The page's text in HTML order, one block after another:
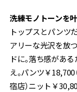
洗練モノトーンを
トップスとパンツ
アリーな光沢を放
ドに。落ち感があ
え。パンツ￥
宿店）ニット￥